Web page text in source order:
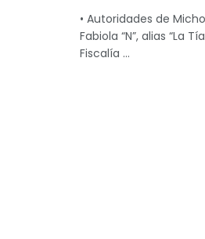
• Autoridades de
Fabiola “N”, alias “La
Fiscalía ...